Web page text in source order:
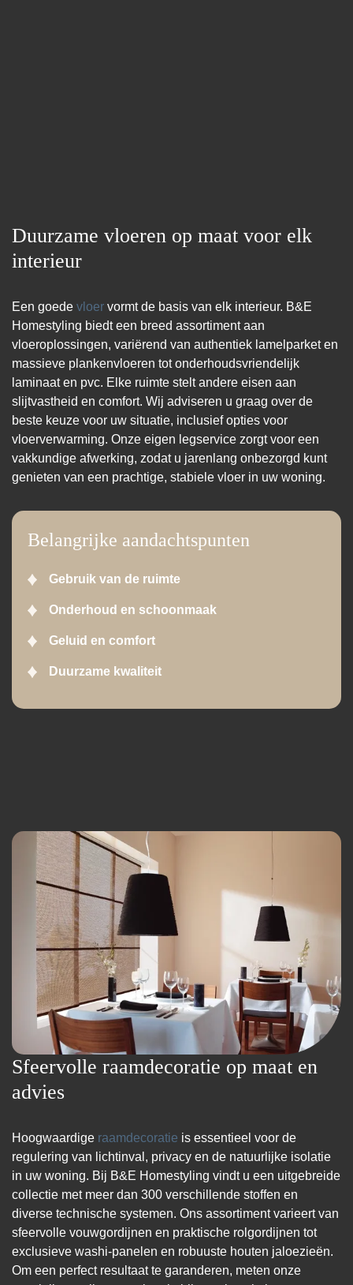
Duurzame vloeren op maat voor elk
interieur
Een goede vloer vormt de basis van elk interieur. B&E
Homestyling biedt een breed assortiment aan
vloeroplossingen, variërend van authentiek lamelparket en
massieve plankenvloeren tot onderhoudsvriendelijk
laminaat en pvc. Elke ruimte stelt andere eisen aan
slijtvastheid en comfort. Wij adviseren u graag over de
beste keuze voor uw situatie, inclusief opties voor
vloerverwarming. Onze eigen legservice zorgt voor een
vakkundige afwerking, zodat u jarenlang onbezorgd kunt
genieten van een prachtige, stabiele vloer in uw woning.
Belangrijke aandachtspunten
Gebruik van de ruimte
Onderhoud en schoonmaak
Geluid en comfort
Duurzame kwaliteit
Sfeervolle raamdecoratie op maat en
advies
Hoogwaardige raamdecoratie is essentieel voor de
regulering van lichtinval, privacy en de natuurlijke isolatie
in uw woning. Bij B&E Homestyling vindt u een uitgebreide
collectie met meer dan 300 verschillende stoffen en
diverse technische systemen. Ons assortiment varieert van
sfeervolle vouwgordijnen en praktische rolgordijnen tot
exclusieve washi-panelen en robuuste houten jaloezieën.
Om een perfect resultaat te garanderen, meten onze